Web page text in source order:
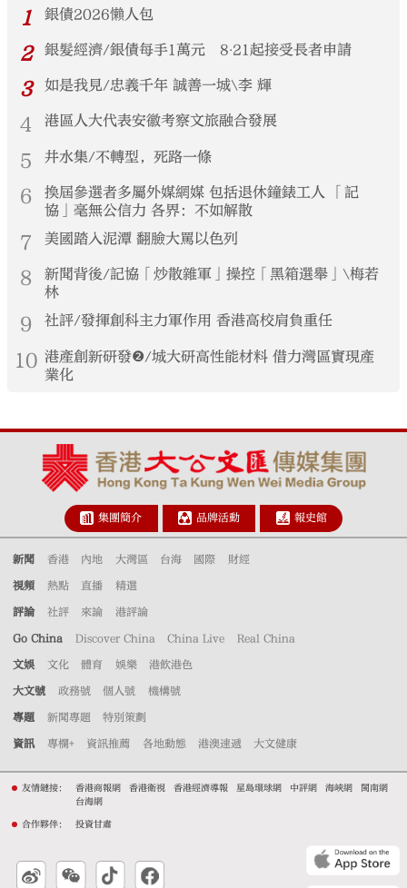
1
銀債2026懶人包
2 銀髮經濟/銀債每手1萬元 8‧21起接受長者申請
3 如是我見/忠義千年 誠善一城\李 輝
4 港區人大代表安徽考察文旅融合發展
5 井水集/不轉型，死路一條
6
換屆參選者多屬外媒網媒 包括退休鐘錶工人 「記
協」毫無公信力 各界：不如解散
7 美國踏入泥潭 翻臉大罵以色列
8
新聞背後/記協「炒散雜軍」操控「黑箱選舉」\梅若
林
9 社評/發揮創科主力軍作用 香港高校肩負重任
10 港產創新研發❷/城大研高性能材料 借力灣區實現產
業化
集團簡介 品牌活動 報史館
新聞 香港 內地 大灣區 台海 國際 財經
視頻 熱點 直播 精選
評論 社評 來論 港評論
Go China Discover China China Live Real China
文娛 文化 體育 娛樂 港飲港色
大文號 政務號 個人號 機構號
專題 新聞專題 特別策劃
資訊 專欄+ 資訊推薦 各地動態 港澳速遞 大文健康
友情鏈接： 香港商報網 香港衛視 香港經濟導報 星島環球網 中評網 海峽網
閩南網
台海網
合作夥伴： 投資甘肅